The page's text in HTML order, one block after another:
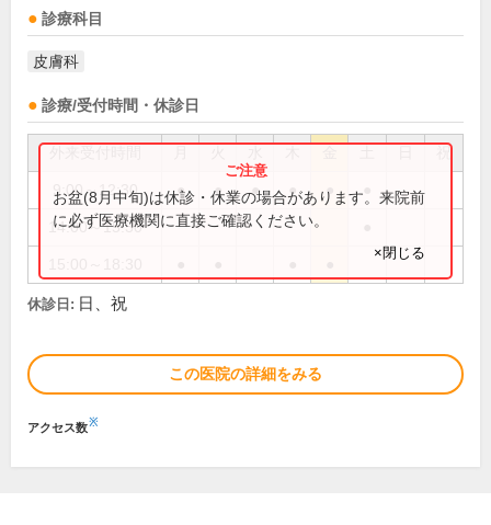
診療科目
皮膚科
診療/受付時間・休診日
祝
9:00～12:30 ● ● ● ● ●
14:00～15:30
お盆(8月中旬)は休診・休業の場合があります。来院前
に必ず医療機関に直接ご確認ください。
×閉じる
休診日: 日、祝
この医院の詳細をみる
アクセス数※